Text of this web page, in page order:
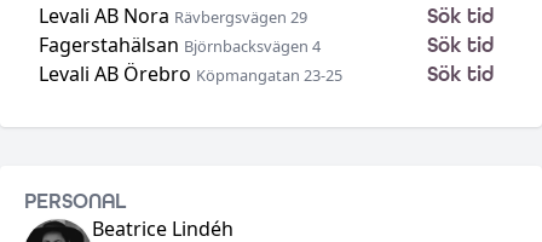
Levali AB Nora Rävbergsvägen 29 Sök tid
Fagerstahälsan Björnbacksvägen 4 Sök tid
Levali AB Örebro Köpmangatan 23-25 Sök tid
•
PERSONAL
Beatrice Lindéh